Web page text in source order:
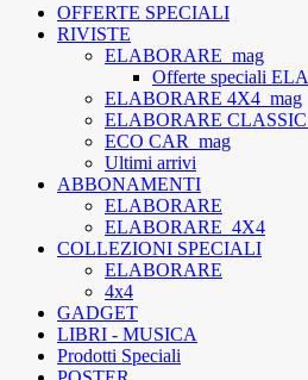
OFFERTE SPECIALI
RIVISTE
ELABORARE_mag
Offerte speciali
ELABORARE 4X4_mag
ELABORARE
ECO CAR_mag
Ultimi arrivi
ABBONAMENTI
ELABORARE
ELABORARE_4X4
COLLEZIONI SPECIALI
ELABORARE
4x4
GADGET
LIBRI - MUSICA
Prodotti Speciali